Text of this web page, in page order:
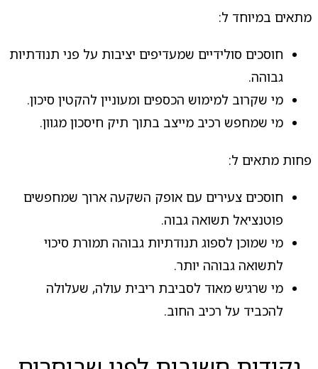
מתאים במיוחד ל:
חוסכים סולידיים שמעדיפים יציבות על פני תנודתיות
גבוהה.
מי שקרוב למימוש הכספים ומעוניין להקטין סיכון.
מי שמחפש רכיב מייצב בתוך תיק חיסכון מגוון.
פחות מתאים ל:
חוסכים צעירים עם אופק השקעה ארוך שמחפשים
פוטנציאל תשואה גבוה.
מי שמוכן לספוג תנודתיות גבוהה תמורת סיכוי
לתשואה גבוהה יותר.
מי שרגיש מאוד לסביבת ריבית עולה, שעלולה
להכביד על רכיב החוב.